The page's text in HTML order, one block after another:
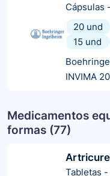
Cápsulas -
20 und
15 und
INVIMA
Medicamentos
formas (77)
Artricure
Tabletas -